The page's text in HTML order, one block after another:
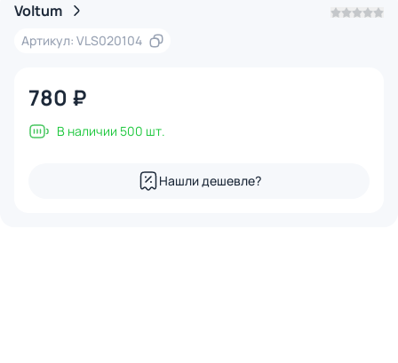
Voltum
Артикул: VLS020104
780 ₽
В наличии 500 шт.
Нашли дешевле?